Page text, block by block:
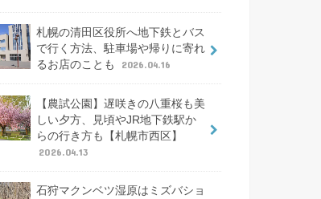
札幌の清田区役所へ地下鉄とバス
で行く方法、駐車場や帰りに寄れ
るお店のことも
2026.04.16
【農試公園】遅咲きの八重桜も美
しい夕方、見頃やJR地下鉄駅か
らの行き方も【札幌市西区】
2026.04.13
石狩マクンベツ湿原はミズバショ